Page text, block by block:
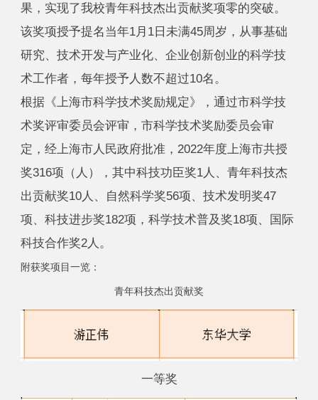
果，实现了我校青年科技杰出贡献奖项零的突破。
该奖项授予提名当年1月1日未满45周岁，从事基础
研究、技术开发与产业化、企业创新创业的科学技
术工作者，每年授予人数不超过10名。
根据《上海市科学技术奖励规定》，通过市科学技
术奖评审委员会评审，市科学技术奖励委员会审
定，经上海市人民政府批准，2022年度上海市共授
奖316项（人），其中科技功臣奖1人、青年科技杰
出贡献奖10人、自然科学奖56项、技术发明奖47
项、科技进步奖182项，科学技术普及奖18项、国际
科技合作奖2人。
附获奖项目一览：
青年科技杰出贡献奖
一等奖